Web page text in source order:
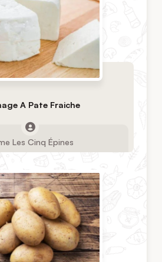
A Pate Fraiche
Les Cinq Épines